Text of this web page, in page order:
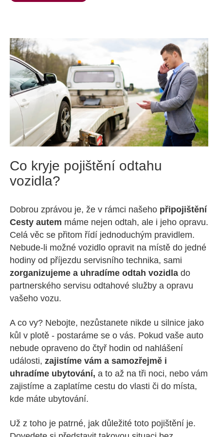
Co kryje pojištění odtahu
vozidla?
Dobrou zprávou je, že v rámci našeho připojištění
Cesty autem máme nejen odtah, ale i jeho opravu.
Celá věc se přitom řídí jednoduchým pravidlem.
Nebude-li možné vozidlo opravit na místě do jedné
hodiny od příjezdu servisního technika, sami
zorganizujeme a uhradíme odtah vozidla do
partnerského servisu odtahové služby a opravu
vašeho vozu.
A co vy? Nebojte, nezůstanete nikde u silnice jako
kůl v plotě - postaráme se o vás. Pokud vaše auto
nebude opraveno do čtyř hodin od nahlášení
události, zajistíme vám a samozřejmě i
uhradíme ubytování, a to až na tři noci, nebo vám
zajistíme a zaplatíme cestu do vlasti či do místa,
kde máte ubytování.
Už z toho je patrné, jak důležité toto pojištění je.